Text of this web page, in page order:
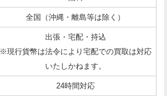
全国（沖縄・離島等は除く）
出張・宅配・持込
※現行貨幣は法令により宅配での買取は対応
いたしかねます。
24時間対応